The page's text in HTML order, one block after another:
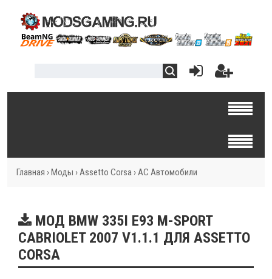
Главная › Моды ›Assetto Corsa ›AC Автомобили
МОД BMW 335I E93 M-SPORT
CABRIOLET 2007 V1.1.1 ДЛЯ ASSETTO
CORSA